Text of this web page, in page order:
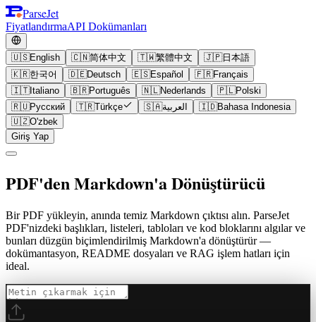
ParseJet
FiyatlandırmaAPI Dokümanları
🇺🇸English 🇨🇳简体中文 🇹🇼繁體中文 🇯🇵日本語
🇰🇷한국어 🇩🇪Deutsch 🇪🇸Español 🇫🇷Français
🇮🇹Italiano 🇧🇷Português 🇳🇱Nederlands 🇵🇱Polski
🇷🇺Русский 🇹🇷Türkçe 🇸🇦العربية 🇮🇩Bahasa Indonesia
🇺🇿O'zbek
Giriş Yap
PDF'den Markdown'a Dönüştürücü
Bir PDF yükleyin, anında temiz Markdown çıktısı alın. ParseJet
PDF'nizdeki başlıkları, listeleri, tabloları ve kod bloklarını algılar ve
bunları düzgün biçimlendirilmiş Markdown'a dönüştürür —
dokümantasyon, README dosyaları ve RAG işlem hatları için
ideal.